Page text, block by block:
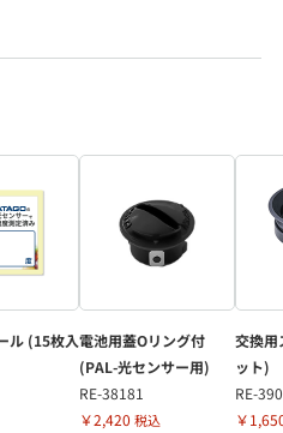
ル (15枚入電池用蓋Oリング付
(PAL-光センサー用)
RE-38181
￥2,420 税込
交換用
ット)
RE-
￥